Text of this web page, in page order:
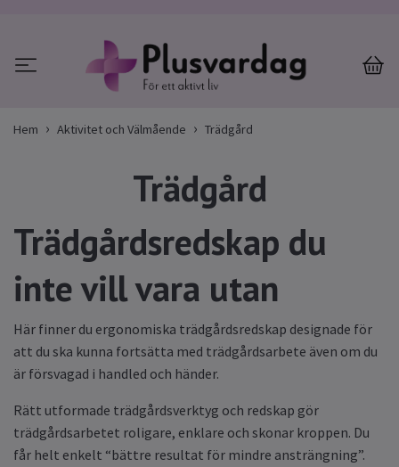
Hem Aktivitet och Välmående Trädgård
Trädgård
Trädgårdsredskap du
inte vill vara utan
Här finner du ergonomiska trädgårdsredskap designade för
att du ska kunna fortsätta med trädgårdsarbete även om du
är försvagad i handled och händer.
Rätt utformade trädgårdsverktyg och redskap gör
trädgårdsarbetet roligare, enklare och skonar kroppen. Du
får helt enkelt “bättre resultat för mindre ansträngning”.